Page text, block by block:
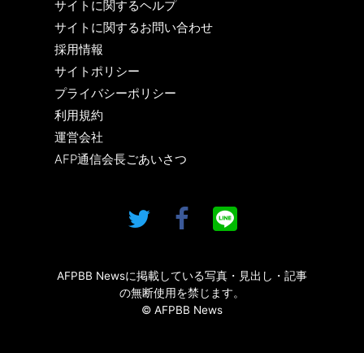
サイトに関するヘルプ
サイトに関するお問い合わせ
採用情報
サイトポリシー
プライバシーポリシー
利用規約
運営会社
AFP通信会長ごあいさつ
AFPBB Newsに掲載している写真・見出し・記事
の無断使用を禁じます。
© AFPBB News